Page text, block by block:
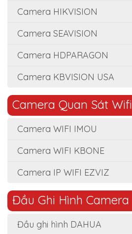
Camera HIKVISION
Camera SEAVISION
Camera HDPARAGON
Camera KBVISION USA
Camera Quan Sát Wifi
Camera WIFI IMOU
Camera WIFI KBONE
Camera IP WIFI EZVIZ
Đầu Ghi Hình Camera
Đầu ghi hình DAHUA